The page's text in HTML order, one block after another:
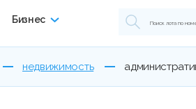
Бизнес
недвижимость